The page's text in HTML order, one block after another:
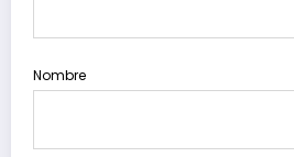
Nombre